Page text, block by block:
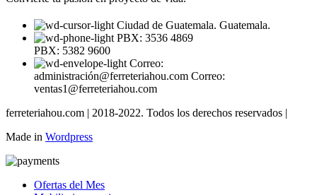
Ciudad de Guatemala. Guatemala.
PBX: 3536 4869
PBX: 5382 9600
Correo:
administración@ferreteriahou.com Correo:
ventas1@ferreteriahou.com
ferreteriahou.com | 2018-2022. Todos los derechos reservados |
Made in Wordpress
Ofertas del Mes